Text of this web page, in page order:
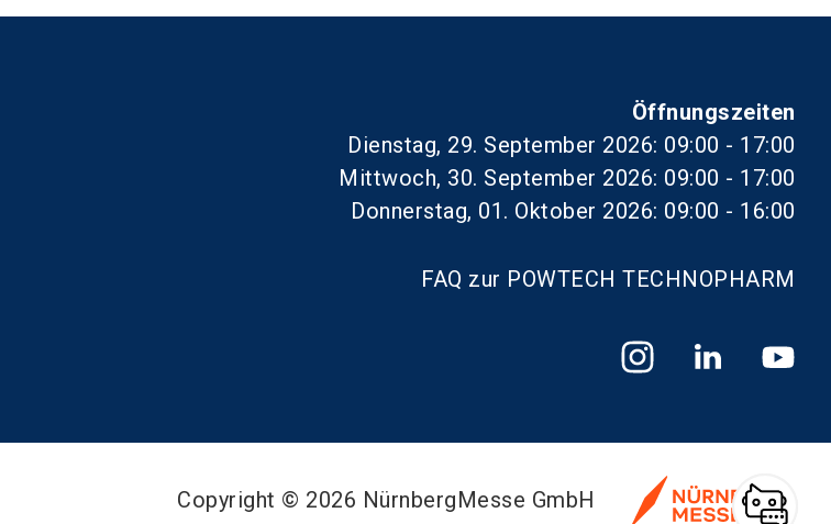
Öffnungszeiten
Dienstag, 29. September 2026: 09:00 - 17:00
Mittwoch, 30. September 2026: 09:00 - 17:00
Donnerstag, 01. Oktober 2026: 09:00 - 16:00
FAQ zur POWTECH TECHNOPHARM
Copyright © 2026 NürnbergMesse GmbH